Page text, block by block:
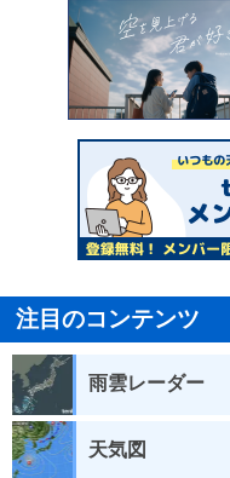
注目のコンテンツ
雨雲レーダー
天気図